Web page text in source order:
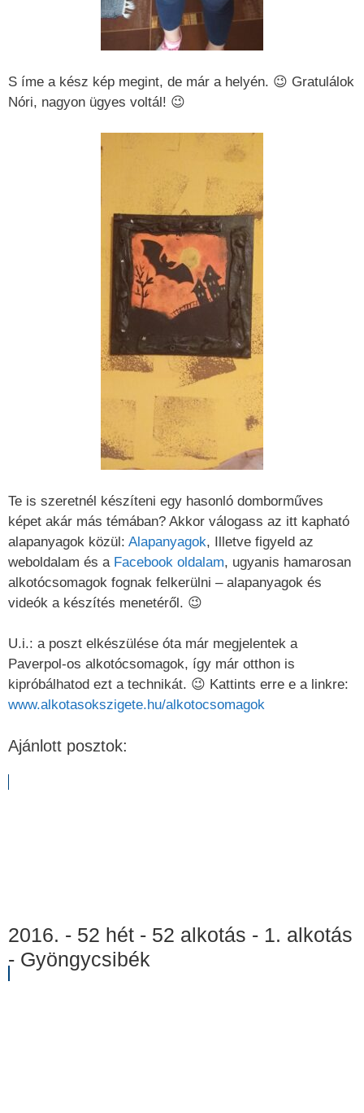
S íme a kész kép megint, de már a helyén. 😉 Gratulálok
Nóri, nagyon ügyes voltál! 😉
Te is szeretnél készíteni egy hasonló domborműves
képet akár más témában? Akkor válogass az itt kapható
alapanyagok közül: Alapanyagok, Illetve figyeld az
weboldalam és a Facebook oldalam, ugyanis hamarosan
alkotócsomagok fognak felkerülni – alapanyagok és
videók a készítés menetéről. 😉
U.i.: a poszt elkészülése óta már megjelentek a
Paverpol-os alkotócsomagok, így már otthon is
kipróbálhatod ezt a technikát. 😉 Kattints erre e a linkre:
www.alkotasokszigete.hu/alkotocsomagok
Ajánlott posztok:
2016. - 52 hét - 52 alkotás - 1. alkotás
- Gyöngycsibék